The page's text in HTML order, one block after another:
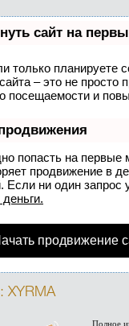
сайт на
только планируете
– это не просто
посещаемости и
попасть на первые
продвижение в
Если ни один запрос
продвижение
XYRMA
Полное